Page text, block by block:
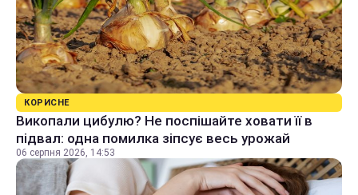
КОРИСНЕ
Викопали цибулю? Не поспішайте ховати її в
підвал: одна помилка зіпсує весь урожай
06 серпня 2026, 14:53